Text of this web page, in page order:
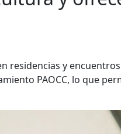
residencias y
PAOCC, lo que